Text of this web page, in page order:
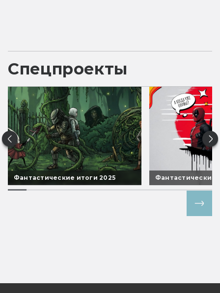
Спецпроекты
Фантастические итоги 2025 Фантастические